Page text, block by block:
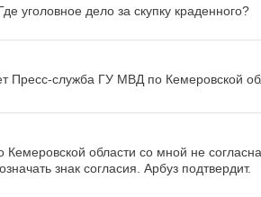
уголовное дело за скупку краденного?
Пресс-служба ГУ МВД по Кемеровской
области со мной не
знак согласия. Арбуз подтвердит.